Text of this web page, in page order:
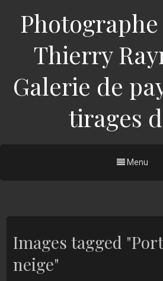
Thierry
Galerie de
tirages
Menu
Images tagged
neige"